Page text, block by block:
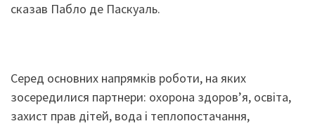
сказав Пабло де Паскуаль.
Серед основних напрямків роботи, на яких
зосередилися партнери: охорона здоров’я, освіта,
захист прав дітей, вода і теплопостачання,